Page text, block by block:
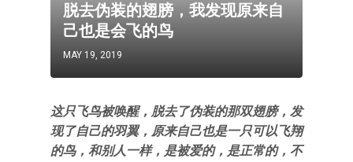
脱去伪装的翅膀，我发现原来自
己也是会飞的鸟
MAY 19, 2019
这只飞鸟被唤醒，脱去了伪装的那双翅膀，发
现了自己的羽翼，原来自己也是一只可以飞翔
的鸟，和别人一样，是被爱的，是正常的，不